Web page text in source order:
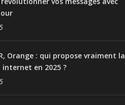
Orange : qui propose vraiment la
en 2025 ?